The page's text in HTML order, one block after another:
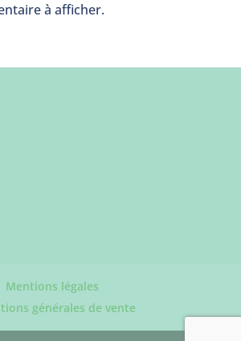
à afficher.
Mentions légales
générales de vente